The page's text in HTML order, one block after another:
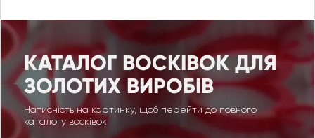
КАТАЛОГ ВОСКІВОК ДЛЯ
ЗОЛОТИХ ВИРОБІВ
Натисність на картинку, щоб перейти до повного
каталогу восківок